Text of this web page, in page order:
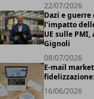
22/07/2026
Dazi e
l’impatto
UE sulle PMI,
Gignoli
08/07/2026
E-mail
16/06/2026